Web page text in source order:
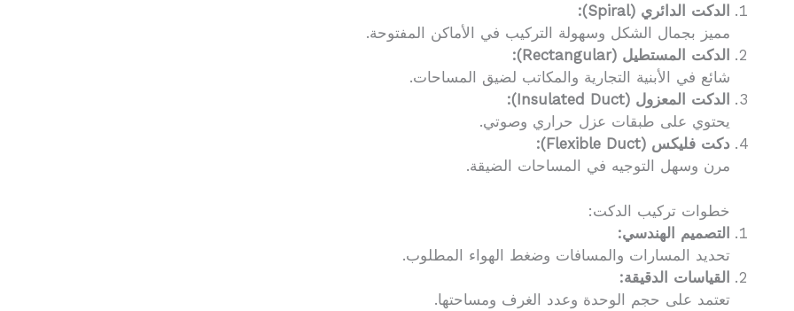
الدكت الدائري (Spiral):
مميز بجمال الشكل وسهولة التركيب في الأماكن المفتوحة.
الدكت المستطيل (Rectangular):
شائع في الأبنية التجارية والمكاتب لضيق المساحات.
الدكت المعزول (Insulated Duct):
يحتوي على طبقات عزل حراري وصوتي.
دكت فليكس (Flexible Duct):
مرن وسهل التوجيه في المساحات الضيقة.
خطوات تركيب الدكت:
التصميم الهندسي:
تحديد المسارات والمسافات وضغط الهواء المطلوب.
القياسات الدقيقة:
تعتمد على حجم الوحدة وعدد الغرف ومساحتها.